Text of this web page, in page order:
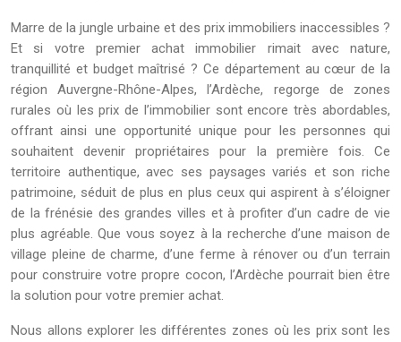
Marre de la jungle urbaine et des prix immobiliers inaccessibles ?
Et si votre premier achat immobilier rimait avec nature,
tranquillité et budget maîtrisé ? Ce département au cœur de la
région Auvergne-Rhône-Alpes, l’Ardèche, regorge de zones
rurales où les prix de l’immobilier sont encore très abordables,
offrant ainsi une opportunité unique pour les personnes qui
souhaitent devenir propriétaires pour la première fois. Ce
territoire authentique, avec ses paysages variés et son riche
patrimoine, séduit de plus en plus ceux qui aspirent à s’éloigner
de la frénésie des grandes villes et à profiter d’un cadre de vie
plus agréable. Que vous soyez à la recherche d’une maison de
village pleine de charme, d’une ferme à rénover ou d’un terrain
pour construire votre propre cocon, l’Ardèche pourrait bien être
la solution pour votre premier achat.
Nous allons explorer les différentes zones où les prix sont les